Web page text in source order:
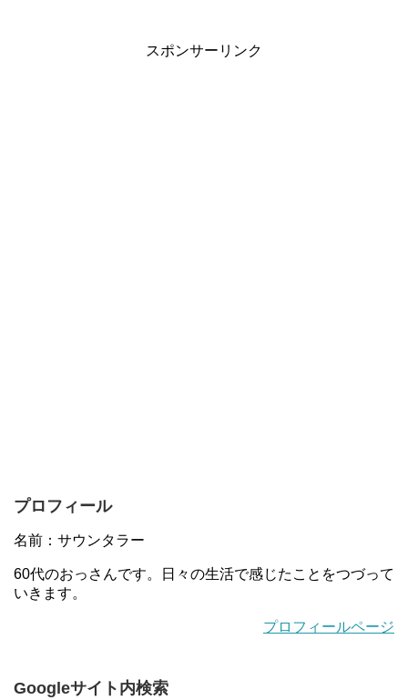
スポンサーリンク
プロフィール
名前：サウンタラー
60代のおっさんです。日々の生活で感じたことをつづって
いきます。
プロフィールページ
Googleサイト内検索